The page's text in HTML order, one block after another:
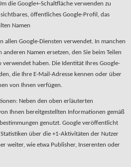
die Google+-Schaltfläche verwenden zu
öffentliches Google-Profil, das
Namen
allen Google-Diensten verwendet. In manchen
anderen Namen ersetzen, den Sie beim Teilen
haben. Die Identität Ihres Google-
die Ihre E-Mail-Adresse kennen oder über
von Ihnen verfügen.
Neben den oben erläuterten
Ihnen bereitgestellten Informationen gemäß
genutzt. Google veröffentlicht
über die +1-Aktivitäten der Nutzer
weiter, wie etwa Publisher, Inserenten oder